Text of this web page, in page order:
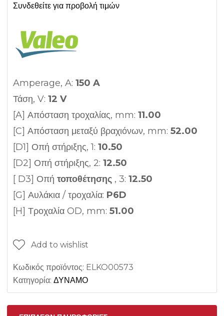
Συνδεθείτε για προβολή τιμών
Amperage, A: 150 A
Τάση, V: 12 V
[A] Απόσταση τροχαλίας, mm: 11.00
[C] Απόσταση μεταξύ βραχιόνων, mm: 52.00
[D1] Οπή στήριξης, 1: 10.50
[D2] Οπή στήριξης, 2: 12.50
[ D3] Οπή τοποθέτησης , 3: 12.50
[G] Αυλάκια / τροχαλία: P6D
[H] Τροχαλία OD, mm: 51.00
Add to wishlist
Κωδικός προϊόντος: ELKO00573
Κατηγορία: ΔΥΝΑΜΟ